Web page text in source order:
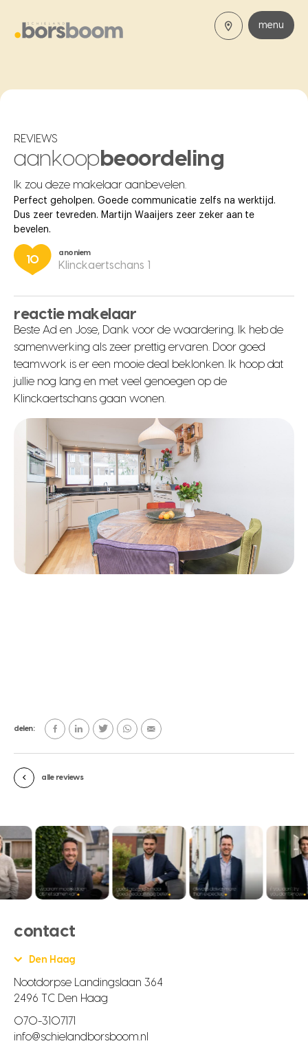
menu
REVIEWS
aankoop beoordeling
Ik zou deze makelaar aanbevelen.
Perfect geholpen. Goede communicatie zelfs na werktijd.
Dus zeer tevreden. Martijn Waaijers zeer zeker aan te
bevelen.
10
anoniem
Klinckaertschans 1
reactie makelaar
Beste Ad en Jose, Dank voor de waardering. Ik heb de
samenwerking als zeer prettig ervaren. Door goed
teamwork is er een mooie deal beklonken. Ik hoop dat
jullie nog lang en met veel genoegen op de
Klinckaertschans gaan wonen.
delen:
alle reviews
contact
Den Haag
Nootdorpse Landingslaan 364
2496 TC Den Haag
070-3107171
info@schielandborsboom.nl